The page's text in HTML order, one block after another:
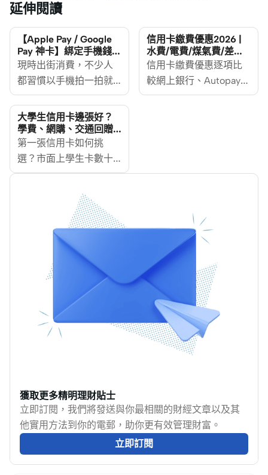
延伸閱讀
【Apple Pay / Google
Pay 神卡】綁定手機錢包
賺盡現金回贈攻略
現時出街消費，不少人
都習慣以手機拍一拍就
付款。用 Apple Pay、
Google Pay 綁定信用卡
消費，很多卡都標榜額
外現金回贈，但你有沒
有試過，明明用手機付
款，月結單上的回贈卻
多不是信用卡不好，而
是「用手機付款」與
「賺到手機支付回贈」
其實是兩回事。這篇攻
略不會排哪張卡回贈最
高，而是教你一套長期
適用的選卡邏輯：如何
分清付款場景、看懂條
件、計算實際回贈，揀
信用卡繳費優惠2026 |
水費/電費/煤氣費/差餉
信用卡交費如何最抵
信用卡繳費優惠逐項比
較網上銀行、Autopay、
電子錢包手續費與回贈
信用卡繳費回贈」。同
（Autopay）、電子錢包
或第三方繳費服務付
款，交易分類、手續費
及獎賞資格可以完全不
同。MoneyHero 按最新
官方資料整理信用卡交
電費、信用卡交水電煤
及各項信用卡繳費優
惠，讓你先計清楚實際
大學生信用卡邊張好？
學費、網購、交通回贈
卡組合推薦
第一張信用卡如何挑
選？市面上學生卡數十
款，每張都標榜「高回
著數」，看完反而更難
取捨。其實答案不是追
求單張最強的卡，而是
先想清楚自己的消費型
態——你是住 Hall 自己
煮飯還是經常叫外賣？
網購為主還是實體店為
主？有沒有 Grad Trip 計
劃？這些問題決定你需
助你由零開始建立屬於
自己的信用卡組合。
獲取更多精明理財貼士
立即訂閱，我們將發送與你最相關的財經文章以及其
他實用方法到你的電郵，助你更有效管理財富。
立即訂閱